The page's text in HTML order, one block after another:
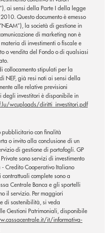
ai sensi della Parte I della legge
Questo documento è emesso
la società di gestione in
di marketing non è
di investimenti o fiscale e
o vendita del Fondo o di qualsiasi
collocamento stipulati per la
NEF, già resi noti ai sensi della
alle relative previsioni
investitori è disponibile in
wcuploads/diritti_investitori.pdf
con finalità
o invito alla conclusione di un
di gestione di portafogli. GP
sono servizi di investimento
Credito Cooperativo Italiano
contrattuali complete sono a
Centrale Banca e gli sportelli
il servizio. Per maggiori
di sostenibilità, si veda
Gestioni Patrimoniali, disponibile
it/informativa-